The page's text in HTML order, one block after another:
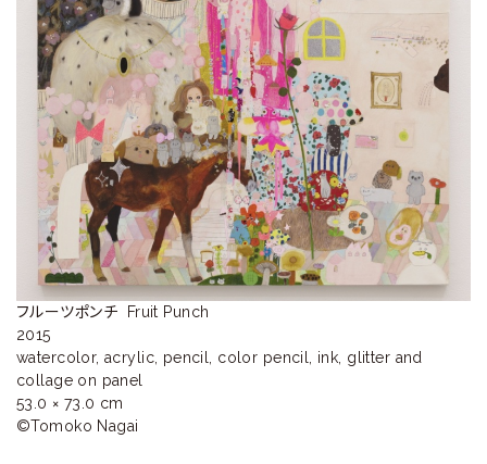
美
夫
ギ
ャ
ラ
リ
ー
フルーツポンチ  Fruit Punch
2015
watercolor, acrylic, pencil, color pencil, ink, glitter and
collage on panel
53.0 × 73.0 cm
©︎Tomoko Nagai